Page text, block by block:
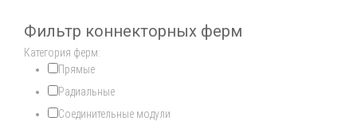
Фильтр коннекторных ферм
Категория ферм:
Прямые
Радиальные
Соединительные модули